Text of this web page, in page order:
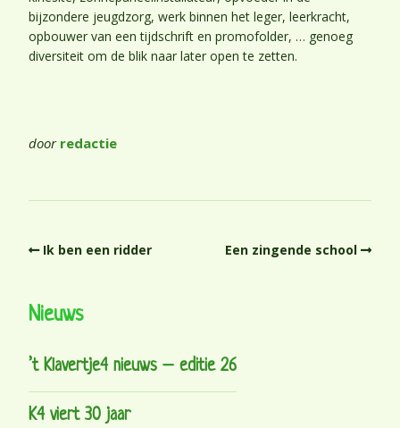
bijzondere jeugdzorg, werk binnen het leger, leerkracht,
opbouwer van een tijdschrift en promofolder, … genoeg
diversiteit om de blik naar later open te zetten.
door redactie
Ik ben een ridder Een zingende school
Nieuws
’t Klavertje4 nieuws – editie 26
K4 viert 30 jaar